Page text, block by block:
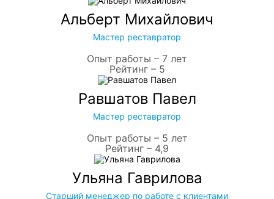
Альберт Михайлович
Мастер реставратор
Опыт работы – 7 лет
Рейтинг – 5
Равшатов Павел
Мастер реставратор
Опыт работы – 5 лет
Рейтинг – 4,9
Ульяна Гаврилова
Старший менеджер по работе с клиентами